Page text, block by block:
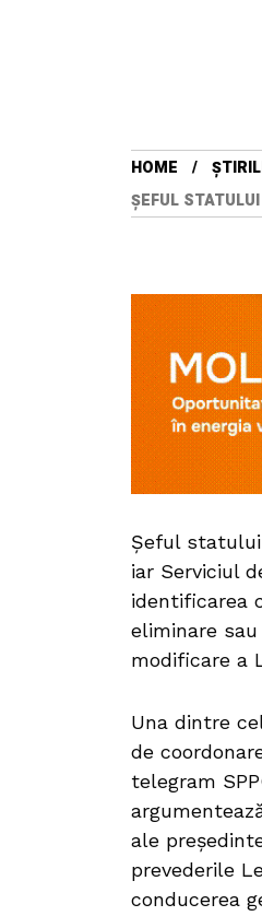
HOME
ȘEFUL
Șeful
iar Serviciul
identificarea
eliminare
modificare a
Una dintre
de
telegram
ale
prevederile
conducerea